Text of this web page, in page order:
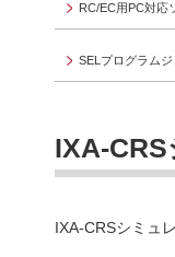
RC/EC用PC対応
SELプログラム
IXA-
IXA-CRSシミュ